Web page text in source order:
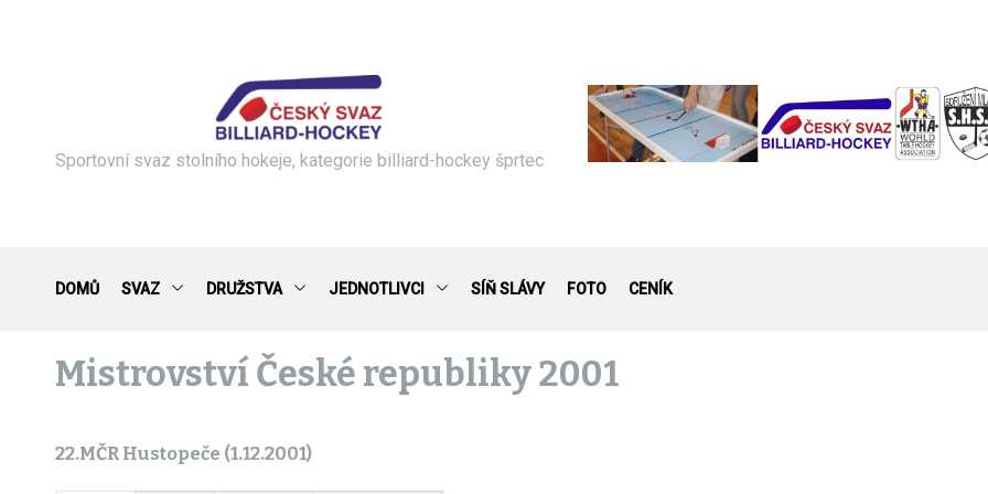
Sportovní svaz stolního hokeje, kategorie billiard-hockey šprtec
DOMŮ SVAZ DRUŽSTVA JEDNOTLIVCI SÍŇ SLÁVY FOTO CENÍK
Mistrovství České republiky 2001
22.MČR Hustopeče (1.12.2001)